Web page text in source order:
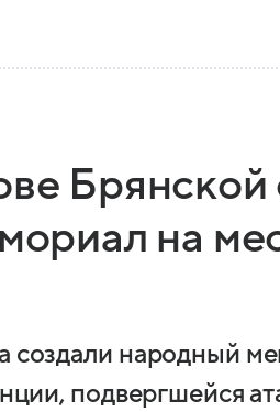
Брянской
на
народный
подвергшейся